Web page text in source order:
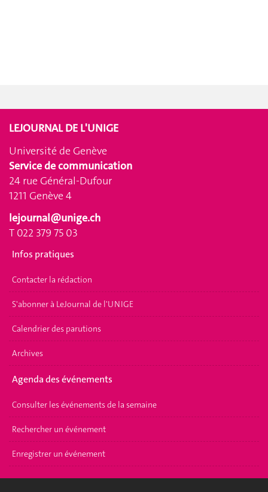
LEJOURNAL DE L'UNIGE
Université de Genève
Service de communication
24 rue Général-Dufour
1211 Genève 4
lejournal@unige.ch
T 022 379 75 03
Infos pratiques
Contacter la rédaction
S'abonner à LeJournal de l'UNIGE
Calendrier des parutions
Archives
Agenda des événements
Consulter les événements de la semaine
Rechercher un événement
Enregistrer un événement